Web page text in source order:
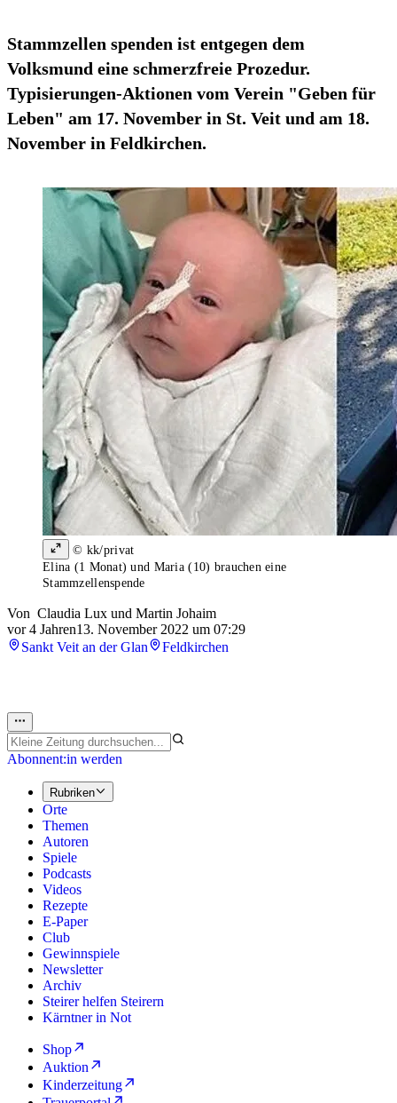
Stammzellen spenden ist entgegen dem
Volksmund eine schmerzfreie Prozedur.
Typisierungen-Aktionen vom Verein "Geben für
Leben" am 17. November in St. Veit und am 18.
November in Feldkirchen.
© kk/privat
Elina (1 Monat) und Maria (10) brauchen eine
Stammzellenspende
Von Claudia Lux und Martin Johaim
vor 4 Jahren13. November 2022 um 07:29
Sankt Veit an der Glan
Feldkirchen
Abonnent:in werden
Rubriken
Orte
Themen
Autoren
Spiele
Podcasts
Videos
Rezepte
E-Paper
Club
Gewinnspiele
Newsletter
Archiv
Steirer helfen Steirern
Kärntner in Not
Shop
Auktion
Kinderzeitung